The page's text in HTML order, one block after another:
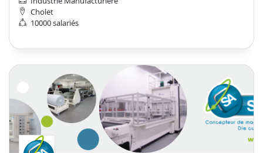
Cholet
10000 salariés